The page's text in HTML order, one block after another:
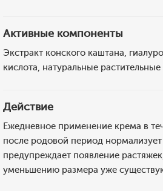
Активные компоненты
Экстракт конского каштана,
кислота, натуральные
Действие
Ежедневное применение крема в
после родовой период
предупреждает появление
уменьшению размера уже